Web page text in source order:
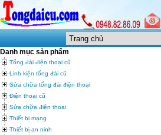
Danh mục sản phẩm
Tổng đài điện thoại cũ
Linh kiện tổng đài cũ
Sửa chữa tổng đài điện thoại
Điện thoại cũ
Sửa chữa điện thoại
Thiết bị mạng
Thiết bị an ninh